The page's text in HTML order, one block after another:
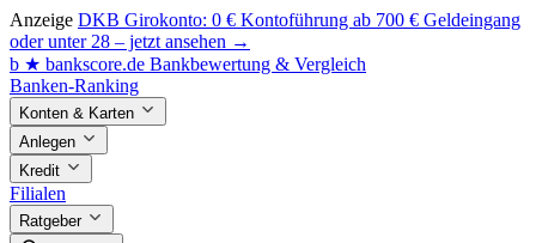
Anzeige DKB Girokonto: 0 € Kontoführung ab 700 € Geldeingang
oder unter 28 – jetzt ansehen →
b ★ bankscore.de Bankbewertung & Vergleich
Banken-Ranking
Konten & Karten
Anlegen
Kredit
Filialen
Ratgeber